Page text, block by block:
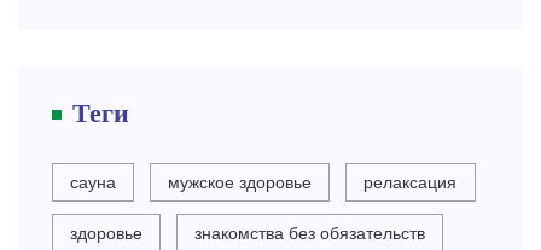
Теги
сауна мужское здоровье релаксация
здоровье знакомства без обязательств